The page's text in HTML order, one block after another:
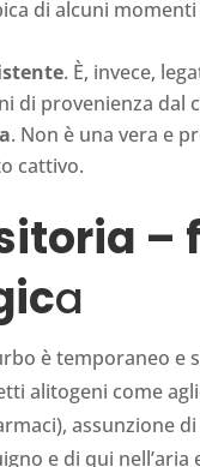
di alcuni
. È, invece,
di provenienza dal
. Non è una vera e
cattivo.
–
a
è temporaneo
alitogeni come
assunzione
e di qui